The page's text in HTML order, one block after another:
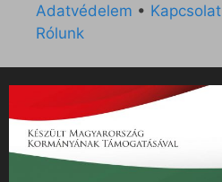
Adatvédelem • Kapcsolat
Rólunk